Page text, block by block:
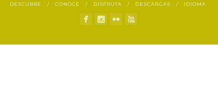
DESCUBRE CONOCE DISFRUTA DESCARGAS IDIOMA